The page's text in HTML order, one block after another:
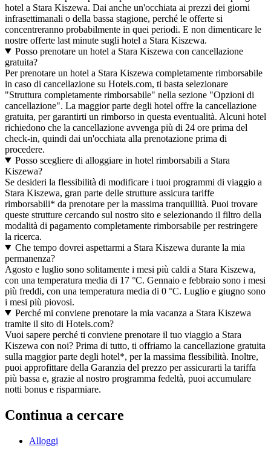
hotel a Stara Kiszewa. Dai anche un'occhiata ai prezzi dei giorni
infrasettimanali o della bassa stagione, perché le offerte si
concentreranno probabilmente in quei periodi. E non dimenticare le
nostre offerte last minute sugli hotel a Stara Kiszewa.
Posso prenotare un hotel a Stara Kiszewa con cancellazione
gratuita?
Per prenotare un hotel a Stara Kiszewa completamente rimborsabile
in caso di cancellazione su Hotels.com, ti basta selezionare
"Struttura completamente rimborsabile" nella sezione "Opzioni di
cancellazione". La maggior parte degli hotel offre la cancellazione
gratuita, per garantirti un rimborso in questa eventualità. Alcuni hotel
richiedono che la cancellazione avvenga più di 24 ore prima del
check-in, quindi dai un'occhiata alla prenotazione prima di
procedere.
Posso scegliere di alloggiare in hotel rimborsabili a Stara
Kiszewa?
Se desideri la flessibilità di modificare i tuoi programmi di viaggio a
Stara Kiszewa, gran parte delle strutture assicura tariffe
rimborsabili* da prenotare per la massima tranquillità. Puoi trovare
queste strutture cercando sul nostro sito e selezionando il filtro della
modalità di pagamento completamente rimborsabile per restringere
la ricerca.
Che tempo dovrei aspettarmi a Stara Kiszewa durante la mia
permanenza?
Agosto e luglio sono solitamente i mesi più caldi a Stara Kiszewa,
con una temperatura media di 17 °C. Gennaio e febbraio sono i mesi
più freddi, con una temperatura media di 0 °C. Luglio e giugno sono
i mesi più piovosi.
Perché mi conviene prenotare la mia vacanza a Stara Kiszewa
tramite il sito di Hotels.com?
Vuoi sapere perché ti conviene prenotare il tuo viaggio a Stara
Kiszewa con noi? Prima di tutto, ti offriamo la cancellazione gratuita
sulla maggior parte degli hotel*, per la massima flessibilità. Inoltre,
puoi approfittare della Garanzia del prezzo per assicurarti la tariffa
più bassa e, grazie al nostro programma fedeltà, puoi accumulare
notti bonus e risparmiare.
Continua a cercare
Alloggi